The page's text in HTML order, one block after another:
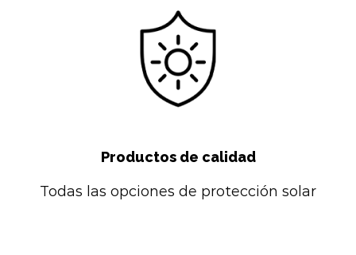
Productos de calidad
Todas las opciones de protección solar